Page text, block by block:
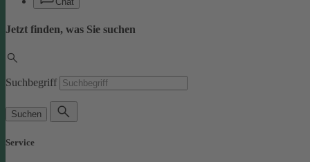
Jetzt finden, was Sie suchen
Suchbegriff
Suchen
Service